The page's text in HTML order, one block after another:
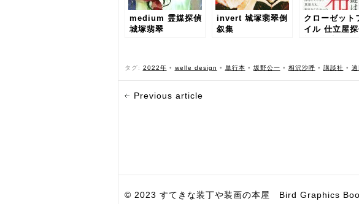
medium 霊媒探偵
城塚翡翠
invert 城塚翡翠倒
叙集
クローゼット
イル 仕立屋
タグ: 2022年 • welle design • 単行本 • 坂野公一 • 相沢沙呼 • 講談社 •
Previous article
© 2023 すてきな装丁や装画の本屋 Bird Graphics